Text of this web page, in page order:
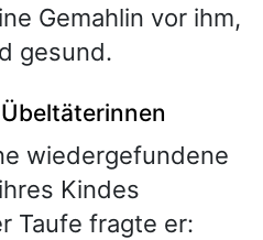
Gemahlin vor ihm,
gesund.
wiedergefundene
Kindes
Taufe fragte er: